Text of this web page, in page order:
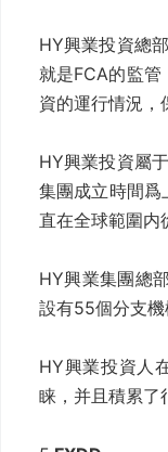
HY興業投資總
就是FCA的監管
資的運行情況，
HY興業投資屬
集團成立時間
直在全球範圍内
HY興業集團總
設有55個分支
HY興業投資人
睐，并且積累了